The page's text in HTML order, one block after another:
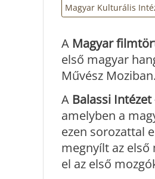
Magyar Kulturális
A Magyar
első magyar
Művész Moziban.
A Balassi
amelyben a
ezen sorozattal
megnyílt az
el az első